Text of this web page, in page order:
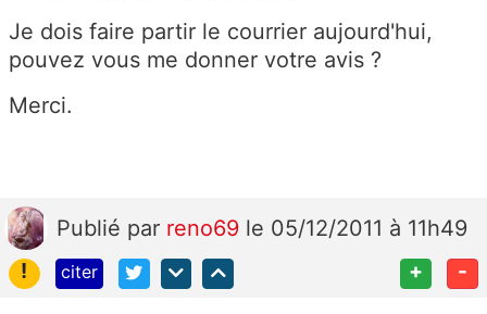
Je dois faire partir le courrier aujourd'hui,
pouvez vous me donner votre avis ?
Merci.
Publié par reno69 le 05/12/2011 à 11h49
!
citer + -